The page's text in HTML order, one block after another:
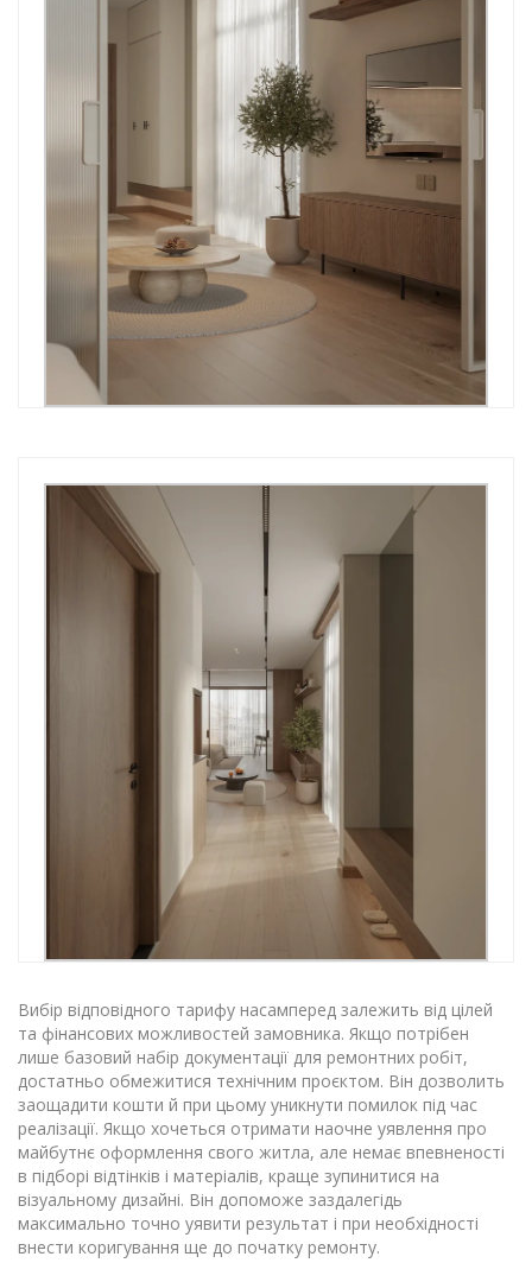
Вибір відповідного тарифу насамперед залежить від цілей
та фінансових можливостей замовника. Якщо потрібен
лише базовий набір документації для ремонтних робіт,
достатньо обмежитися технічним проєктом. Він дозволить
заощадити кошти й при цьому уникнути помилок під час
реалізації. Якщо хочеться отримати наочне уявлення про
майбутнє оформлення свого житла, але немає впевненості
в підборі відтінків і матеріалів, краще зупинитися на
візуальному дизайні. Він допоможе заздалегідь
максимально точно уявити результат і при необхідності
внести коригування ще до початку ремонту.